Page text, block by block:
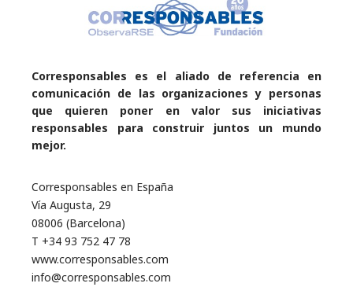
Corresponsables es el aliado de referencia en
comunicación de las organizaciones y personas
que quieren poner en valor sus iniciativas
responsables para construir juntos un mundo
mejor.
Corresponsables en España
Vía Augusta, 29
08006 (Barcelona)
T +34 93 752 47 78
www.corresponsables.com
info@corresponsables.com